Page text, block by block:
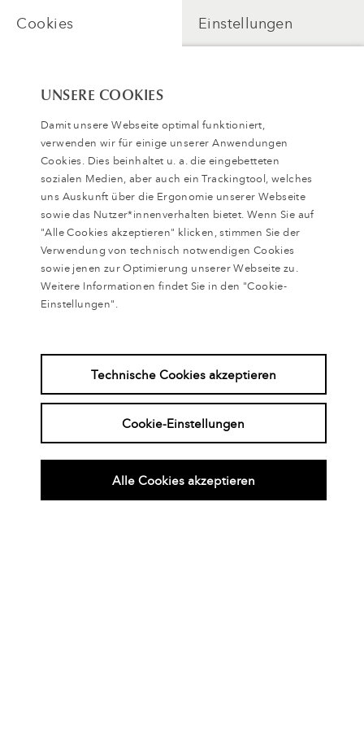
Zugang freischalten
INTERVIEW
Wie läuft eine provokative
Therapie ab?
Kategorie:Interview
Therapeut*in:Noni Höfner,Charlotte Cordes
Cookies Einstellungen
UNSERE COOKIES
Damit unsere Webseite optimal funktioniert,
verwenden wir für einige unserer Anwendungen
Cookies. Dies beinhaltet u. a. die eingebetteten
sozialen Medien, aber auch ein Trackingtool, welches
uns Auskunft über die Ergonomie unserer Webseite
sowie das Nutzer*innenverhalten bietet. Wenn Sie auf
"Alle Cookies akzeptieren" klicken, stimmen Sie der
Verwendung von technisch notwendigen Cookies
sowie jenen zur Optimierung unserer Webseite zu.
Weitere Informationen findet Sie in den "Cookie-
Einstellungen".
Technische Cookies akzeptieren
Cookie-Einstellungen
Alle Cookies akzeptieren